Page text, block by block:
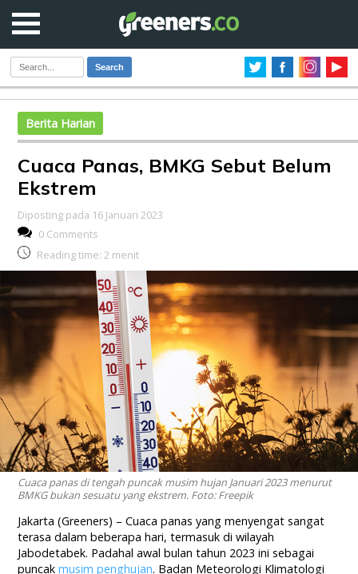
Search
Berita Harian
Cuaca Panas, BMKG Sebut Belum
Ekstrem
Diposting pada 16 Januari 2023
0 Comments
Reading time: 2 menit
Cuaca panas di tengah puncak musim hujan Januari 2023 menurut
BMKG bukan sesuatu yang ekstrem. Foto: Freepik
Jakarta (Greeners) – Cuaca panas yang menyengat sangat
terasa dalam beberapa hari, termasuk di wilayah
Jabodetabek. Padahal awal bulan tahun 2023 ini sebagai
puncakmusim penghujan. Badan Meteorologi Klimatologi